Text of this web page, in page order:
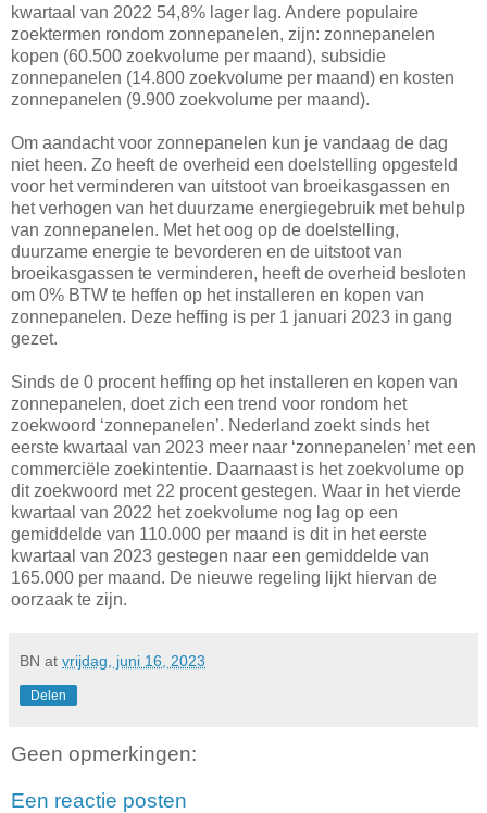
kwartaal van 2022 54,8% lager lag. Andere populaire
zoektermen rondom zonnepanelen, zijn: zonnepanelen
kopen (60.500 zoekvolume per maand), subsidie
zonnepanelen (14.800 zoekvolume per maand) en kosten
zonnepanelen (9.900 zoekvolume per maand).
Om aandacht voor zonnepanelen kun je vandaag de dag
niet heen. Zo heeft de overheid een doelstelling opgesteld
voor het verminderen van uitstoot van broeikasgassen en
het verhogen van het duurzame energiegebruik met behulp
van zonnepanelen. Met het oog op de doelstelling,
duurzame energie te bevorderen en de uitstoot van
broeikasgassen te verminderen, heeft de overheid besloten
om 0% BTW te heffen op het installeren en kopen van
zonnepanelen. Deze heffing is per 1 januari 2023 in gang
gezet.
Sinds de 0 procent heffing op het installeren en kopen van
zonnepanelen, doet zich een trend voor rondom het
zoekwoord ‘zonnepanelen’. Nederland zoekt sinds het
eerste kwartaal van 2023 meer naar ‘zonnepanelen’ met een
commerciële zoekintentie. Daarnaast is het zoekvolume op
dit zoekwoord met 22 procent gestegen. Waar in het vierde
kwartaal van 2022 het zoekvolume nog lag op een
gemiddelde van 110.000 per maand is dit in het eerste
kwartaal van 2023 gestegen naar een gemiddelde van
165.000 per maand. De nieuwe regeling lijkt hiervan de
oorzaak te zijn.
BN at vrijdag, juni 16, 2023
Delen
Geen opmerkingen:
Een reactie posten